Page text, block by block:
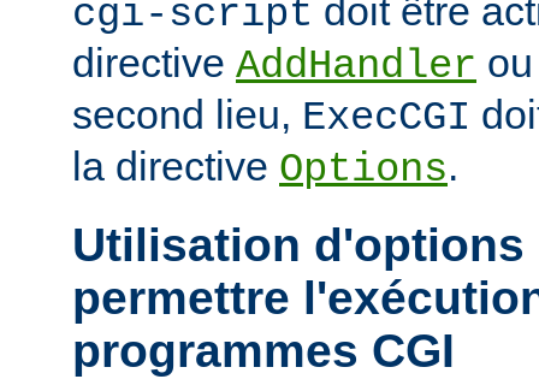
cgi-script doit être
directive AddHandler
second lieu, ExecCGI
la directive Options.
Utilisation
permettre
programmes CGI